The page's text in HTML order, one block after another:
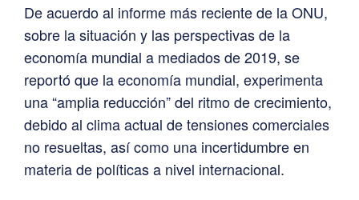
De acuerdo al informe más reciente de la ONU,
sobre la situación y las perspectivas de la
economía mundial a mediados de 2019, se
reportó que la economía mundial, experimenta
una “amplia reducción” del ritmo de crecimiento,
debido al clima actual de tensiones comerciales
no resueltas, así como una incertidumbre en
materia de políticas a nivel internacional.